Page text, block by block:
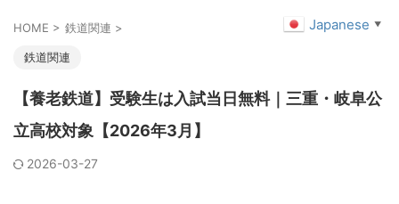
HOME > 鉄道関連 >
鉄道関連
【養老鉄道】受験生は入試当日無料｜三重・岐阜公
立高校対象【2026年3月】
2026-03-27
Japanese ▼